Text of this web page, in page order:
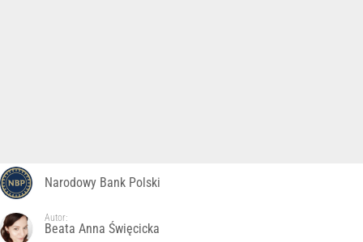
Narodowy Bank Polski
Autor:
Beata Anna Święcicka